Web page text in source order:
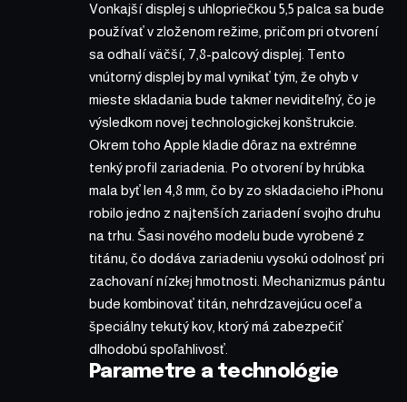
Vonkajší displej s uhlopriečkou 5,5 palca sa bude
používať v zloženom režime, pričom pri otvorení
sa odhalí väčší, 7,8-palcový displej. Tento
vnútorný displej by mal vynikať tým, že ohyb v
mieste skladania bude takmer neviditeľný, čo je
výsledkom novej technologickej konštrukcie.
Okrem toho Apple kladie dôraz na extrémne
tenký profil zariadenia. Po otvorení by hrúbka
mala byť len 4,8 mm, čo by zo skladacieho iPhonu
robilo jedno z najtenších zariadení svojho druhu
na trhu. Šasi nového modelu bude vyrobené z
titánu, čo dodáva zariadeniu vysokú odolnosť pri
zachovaní nízkej hmotnosti. Mechanizmus pántu
bude kombinovať titán, nehrdzavejúcu oceľ a
špeciálny tekutý kov, ktorý má zabezpečiť
dlhodobú spoľahlivosť.
Parametre a technológie